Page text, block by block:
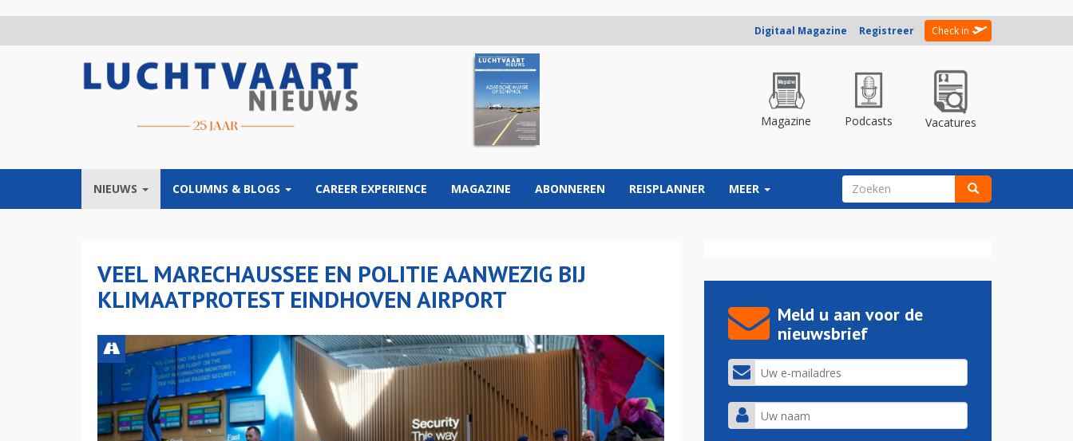
Digitaal Magazine Registreer Check in
Magazine Podcasts Vacatures
NIEUWS COLUMNS & BLOGS CAREER EXPERIENCE MAGAZINE ABONNEREN REISPLANNER MEER ZOEKVELD
VEEL MARECHAUSSEE EN POLITIE AANWEZIG BIJ
KLIMAATPROTEST EINDHOVEN AIRPORT
Meld u aan voor de
nieuwsbrief